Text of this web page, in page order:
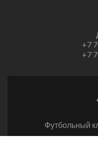
+7
+7
Футбольный